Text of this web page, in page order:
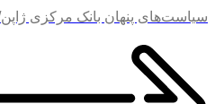
سیاست‌های پنهان بانک مرکزی